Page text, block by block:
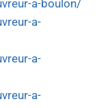
a-boulon/
a-
a-
a-